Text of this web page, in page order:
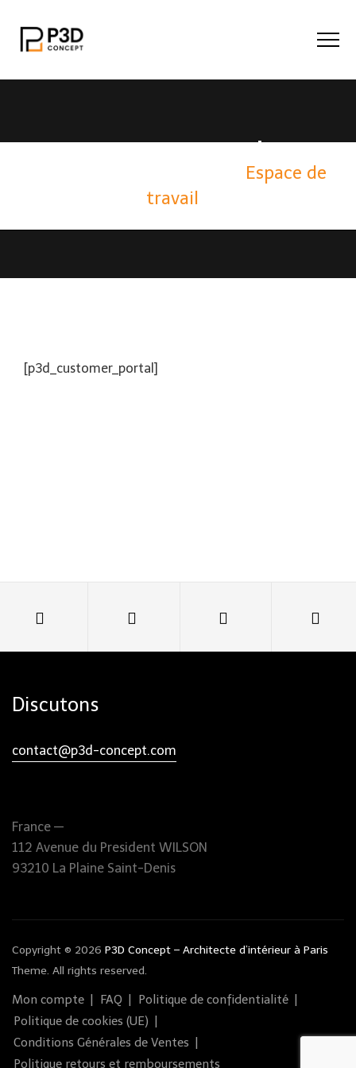
Espace De Travail
Espace de
travail
[p3d_customer_portal]
Discutons
contact@p3d-concept.com
France —
112 Avenue du President WILSON
93210 La Plaine Saint-Denis
Copyright © 2026 P3D Concept – Architecte d’intérieur à Paris
Theme. All rights reserved.
Mon compte FAQ
Politique de confidentialité
Politique de cookies (UE)
Conditions Générales de Ventes
Politique retours et remboursements